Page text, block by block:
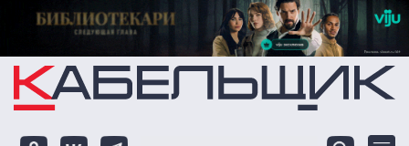
Перейти к основному содержанию